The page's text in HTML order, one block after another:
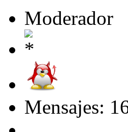
Moderador
Mensajes: